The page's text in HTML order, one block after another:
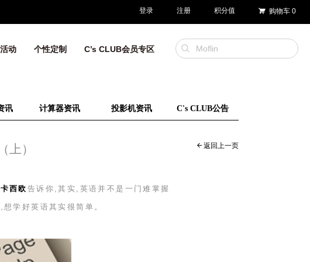
登录 注册 积分值 购物车 0
动 个性定制 C’s CLUB会员专区
讯 计算器资讯 投影机资讯 C's CLUB公告
上） 返回上一页
卡西欧 告诉你,其实,英语并不是一门难掌握
学好英语其实很简单。